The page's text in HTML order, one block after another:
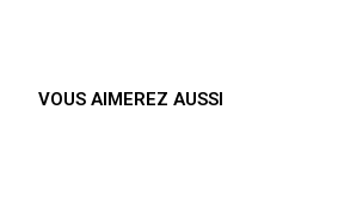
VOUS AIMEREZ AUSSI